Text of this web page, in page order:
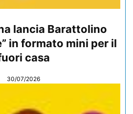
lancia Barattolino
in formato mini per il
casa
30/07/2026